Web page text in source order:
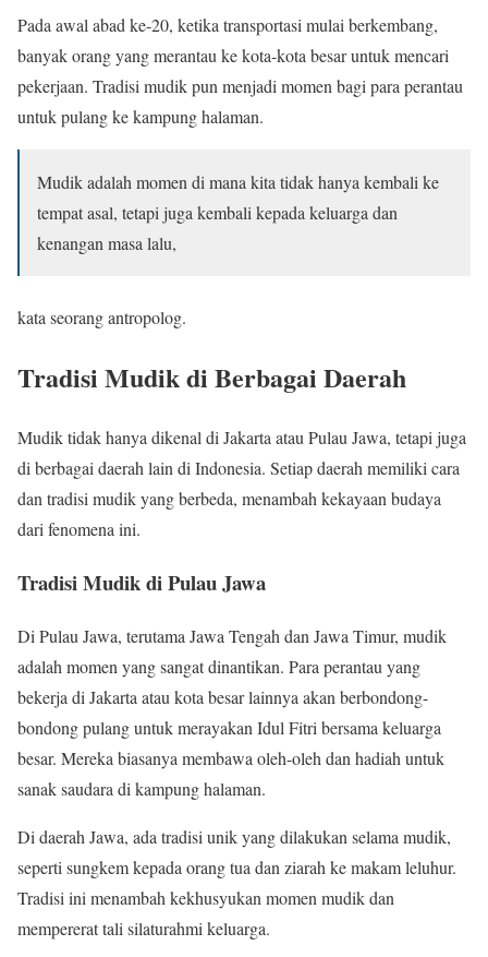
Pada awal abad ke-20, ketika transportasi mulai berkembang,
banyak orang yang merantau ke kota-kota besar untuk mencari
pekerjaan. Tradisi mudik pun menjadi momen bagi para perantau
untuk pulang ke kampung halaman.
Mudik adalah momen di mana kita tidak hanya kembali ke
tempat asal, tetapi juga kembali kepada keluarga dan
kenangan masa lalu,
kata seorang antropolog.
Tradisi Mudik di Berbagai Daerah
Mudik tidak hanya dikenal di Jakarta atau Pulau Jawa, tetapi juga
di berbagai daerah lain di Indonesia. Setiap daerah memiliki cara
dan tradisi mudik yang berbeda, menambah kekayaan budaya
dari fenomena ini.
Tradisi Mudik di Pulau Jawa
Di Pulau Jawa, terutama Jawa Tengah dan Jawa Timur, mudik
adalah momen yang sangat dinantikan. Para perantau yang
bekerja di Jakarta atau kota besar lainnya akan berbondong-
bondong pulang untuk merayakan Idul Fitri bersama keluarga
besar. Mereka biasanya membawa oleh-oleh dan hadiah untuk
sanak saudara di kampung halaman.
Di daerah Jawa, ada tradisi unik yang dilakukan selama mudik,
seperti sungkem kepada orang tua dan ziarah ke makam leluhur.
Tradisi ini menambah kekhusyukan momen mudik dan
mempererat tali silaturahmi keluarga.